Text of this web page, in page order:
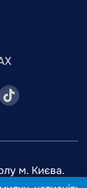
м. Києва.